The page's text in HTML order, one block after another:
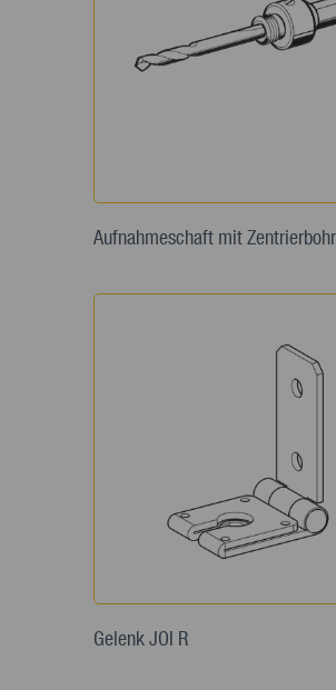
Aufnahmeschaft mit
Gelenk JOI R